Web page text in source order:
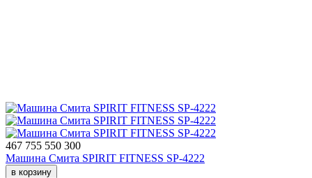
467 755 550 300
Машина Смита SPIRIT FITNESS SP-4222
в корзину